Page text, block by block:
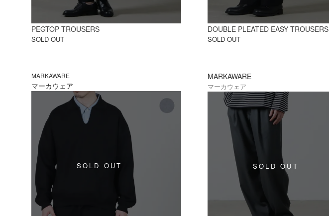
PEGTOP TROUSERS
SOLD OUT
DOUBLE PLEATED EASY TROUSERS
SOLD OUT
MARKAWARE
マーカウェア
MARKAWARE
マーカウェア